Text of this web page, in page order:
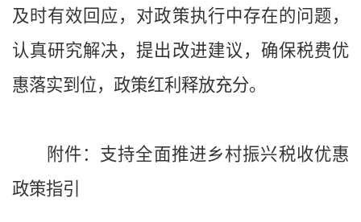
及时有效回应，对政策执行中存在的问题，
认真研究解决，提出改进建议，确保税费优
惠落实到位，政策红利释放充分。
附件：支持全面推进乡村振兴税收优惠
政策指引